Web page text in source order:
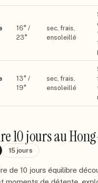
16° /
23°
sec, frais,
ensoleillé
13° /
19°
sec, frais,
ensoleillé
10 joursau
15 jours
de 10 jours équilibre